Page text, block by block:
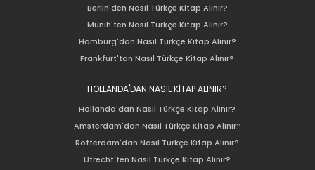
Berlin'den Nasıl Türkçe Kitap Alınır?
Münih'ten Nasıl Türkçe Kitap Alınır?
Hamburg'dan Nasıl Türkçe Kitap Alınır?
Frankfurt'tan Nasıl Türkçe Kitap Alınır?
HOLLANDA'DAN NASIL KİTAP ALINIR?
Hollanda'dan Nasıl Türkçe Kitap Alınır?
Amsterdam'dan Nasıl Türkçe Kitap Alınır?
Rotterdam'dan Nasıl Türkçe Kitap Alınır?
Utrecht'ten Nasıl Türkçe Kitap Alınır?